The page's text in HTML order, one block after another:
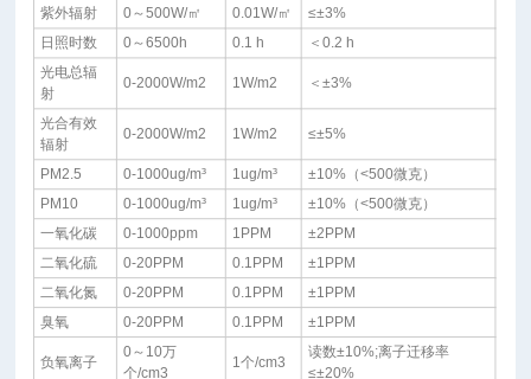
紫外辐射 0～500W/㎡ 0.01W/㎡
≤±3%
日照时数
0～6500h 0.1 h
＜0.2 h
光电总辐
射
0-2000W/m2 1W/m2 ＜±3%
光合有效
辐射
0-2000W/m2 1W/m2 ≤±5%
PM2.5 0-1000ug/m³ 1ug/m³ ±10%（<500微克）
PM10 0-1000ug/m³ 1ug/m³
±10%（<500微克）
一氧化碳
0-1000ppm 1PPM ±2PPM
二氧化硫 0-20PPM 0.1PPM ±1PPM
二氧化氮 0-20PPM 0.1PPM
±1PPM
臭氧
0-20PPM 0.1PPM ±1PPM
负氧离子
0～10万
个/cm3
1个/cm3
读数±10%;离子迁移率
≤±20%